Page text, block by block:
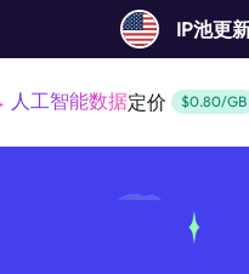
IP池更
人工智能数据定价 $0.80/GB